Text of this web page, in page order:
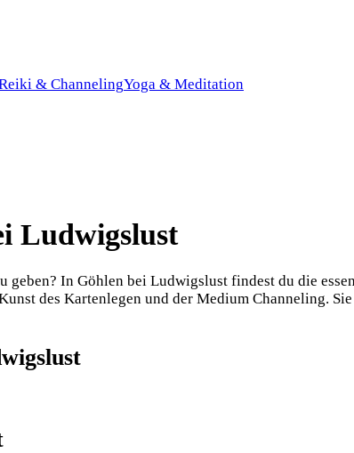
& ChannelingYoga & Meditation
Ludwigslust
geben? In Göhlen bei Ludwigslust findest du die
des Kartenlegen und der Medium Channeling.